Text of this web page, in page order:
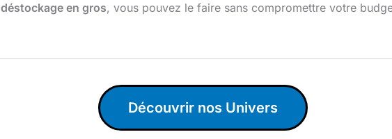
déstockage en gros, vous pouvez le faire sans compromettre votre
Découvrir nos Univers